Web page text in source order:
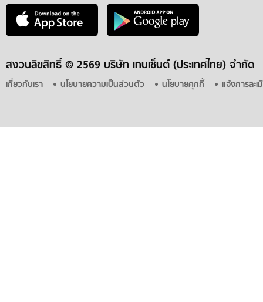
สงวนลิขสิทธิ์ © 2569 บริษัท เทนเซ็นต์ (ประเทศไทย) จำกัด
เกี่ยวกับเรา นโยบายความเป็นส่วนตัว นโยบายคุกกี้ แจ้งการละ